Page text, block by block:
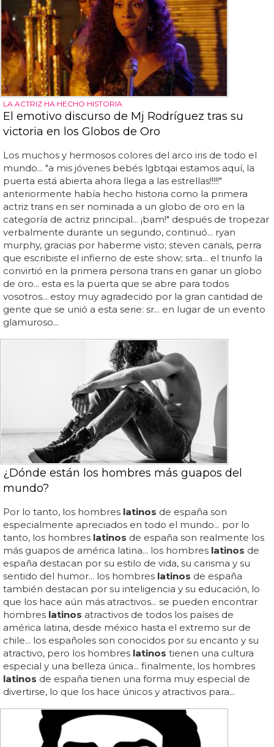
LA ACTRIZ HA HECHO HISTORIA
El emotivo discurso de Mj Rodríguez tras su
victoria en los Globos de Oro
Los muchos y hermosos colores del arco iris de todo el
mundo... "a mis jóvenes bebés lgbtqai estamos aquí, la
puerta está abierta ahora llega a las estrellas!!!!!"
anteriormente había hecho historia como la primera
actriz trans en ser nominada a un globo de oro en la
categoría de actriz principal... ¡bam!" después de tropezar
verbalmente durante un segundo, continuó... ryan
murphy, gracias por haberme visto; steven canals, perra
que escribiste el infierno de este show; srta... el triunfo la
convirtió en la primera persona trans en ganar un globo
de oro... esta es la puerta que se abre para todos
vosotros... estoy muy agradecido por la gran cantidad de
gente que se unió a esta serie: sr... en lugar de un evento
glamuroso...
¿Dónde están los hombres más guapos del
mundo?
Por lo tanto, los hombres latinos de españa son
especialmente apreciados en todo el mundo... por lo
tanto, los hombres latinos de españa son realmente los
más guapos de américa latina... los hombres latinos de
españa destacan por su estilo de vida, su carisma y su
sentido del humor... los hombres latinos de españa
también destacan por su inteligencia y su educación, lo
que los hace aún más atractivos... se pueden encontrar
hombres latinos atractivos de todos los países de
américa latina, desde méxico hasta el extremo sur de
chile... los españoles son conocidos por su encanto y su
atractivo, pero los hombres latinos tienen una cultura
especial y una belleza única... finalmente, los hombres
latinos de españa tienen una forma muy especial de
divertirse, lo que los hace únicos y atractivos para...